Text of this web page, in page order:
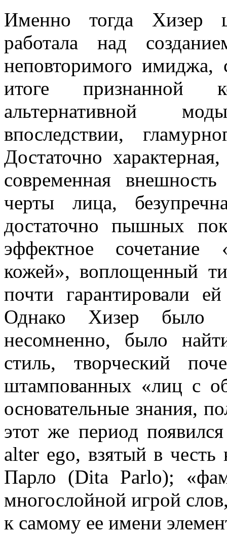
Именно тогда Хизер
работала над
неповторимого имиджа,
итоге признанной
альтернативной
впоследствии,
Достаточно
современная внешность
черты лица,
достаточно пышных
эффектное сочетание
кожей», воплощенный
почти гарантировали
Однако Хизер было
несомненно, было
стиль, творческий
штампованных «лиц с
основательные знания,
этот же период
alter ego, взятый в
Парло (Dita Parlo);
многослойной игрой
к самому ее имени